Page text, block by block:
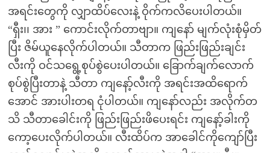
အရင်းတွေကို လျှာထိပ်လေးနဲ့ ဝိုက်ကလိပေးပါတယ်။
“ရှီး၊၊ အား ” ကောင်းလိုက်တာဗျာ။ ကျနော် မျက်လုံးစုံမှိတ်
ပြီး ဇိမ်ယူနေလိုက်ပါတယ်။ သီတာက ဖြည်းဖြည်းချင်း
လီးကို ဝင်သရွေ့စုပ်စွဲပေးပါတယ်။ ခြောက်ချက်လောက်
စုပ်စွဲပြီးတာနဲ့ သီတာ ကျနော့်လီးကို အရင်းအထိရောက်
အောင် အားပါးတရ ငုံပါတယ်။ ကျနော်လည်း အလိုက်တ
သိ သီတာခေါင်းကို ဖြည်းဖြည်းဖိပေးရင်း ကျနော့်ခါးကို
ကော့ပေးလိုက်ပါတယ်။ လီးထိပ်က အာခေါင်ကိုကျော်ပြီး